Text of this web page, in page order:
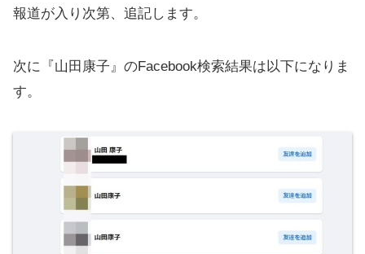
報道が入り次第、追記します。
次に『山田康子』のFacebook検索結果は以下になりま
す。